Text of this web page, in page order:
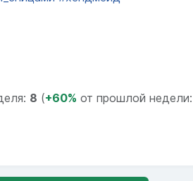
8 (+60% от прошлой недели: